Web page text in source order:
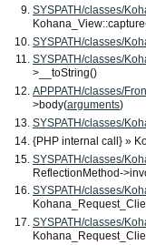
SYSPATH/classes/
SYSPATH/classes/
SYSPATH/classes/
>__toString()
APPPATH/classes/
>body(arguments)
SYSPATH/classes/
{PHP internal call} »
SYSPATH/classes/
ReflectionMethod-
SYSPATH/classes/
SYSPATH/classes/